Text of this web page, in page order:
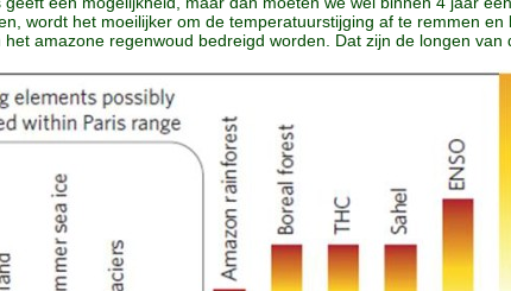
wordt het moeilijker om de temperatuurstijging af te remmen
amazone regenwoud bedreigd worden. Dat zijn de longen van